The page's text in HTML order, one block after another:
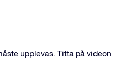
upplevas. Titta på videon